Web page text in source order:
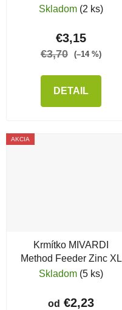
ks
Skladom (2 ks)
€3,15
€3,70 (–14 %)
DETAIL
AKCIA
Krmítko MIVARDI
Method Feeder Zinc XL
Skladom (5 ks)
od €2,23